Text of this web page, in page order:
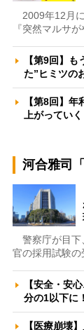
2009年12月
『突然マルサ
【第9回】
た”ヒミツの
【第8回】
上がってい
河合雅司
警察庁が目下
官の採用試験
【安全・安
分の1以下
【医療崩壊